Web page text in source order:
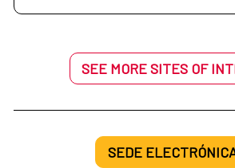
SEE MORE SITES OF
SEDE